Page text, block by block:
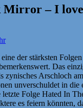
Mirror – I
der stärksten
Das
zynisches Arschloch
unverschuldet in
Folge Hated In
es feiern könnten,